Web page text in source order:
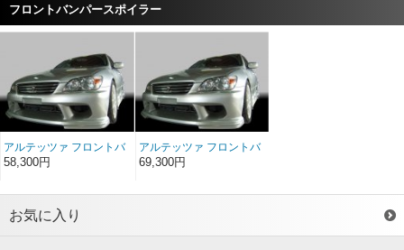
フロントバンパースポイラー
アルテッツァ フロントバ
ンパースポイラー FRP
58,300円
アルテッツァ フロントバ
ンパースポイラー ソフト
69,300円
お気に入り